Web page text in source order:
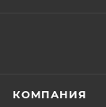
КОМПАНИЯ